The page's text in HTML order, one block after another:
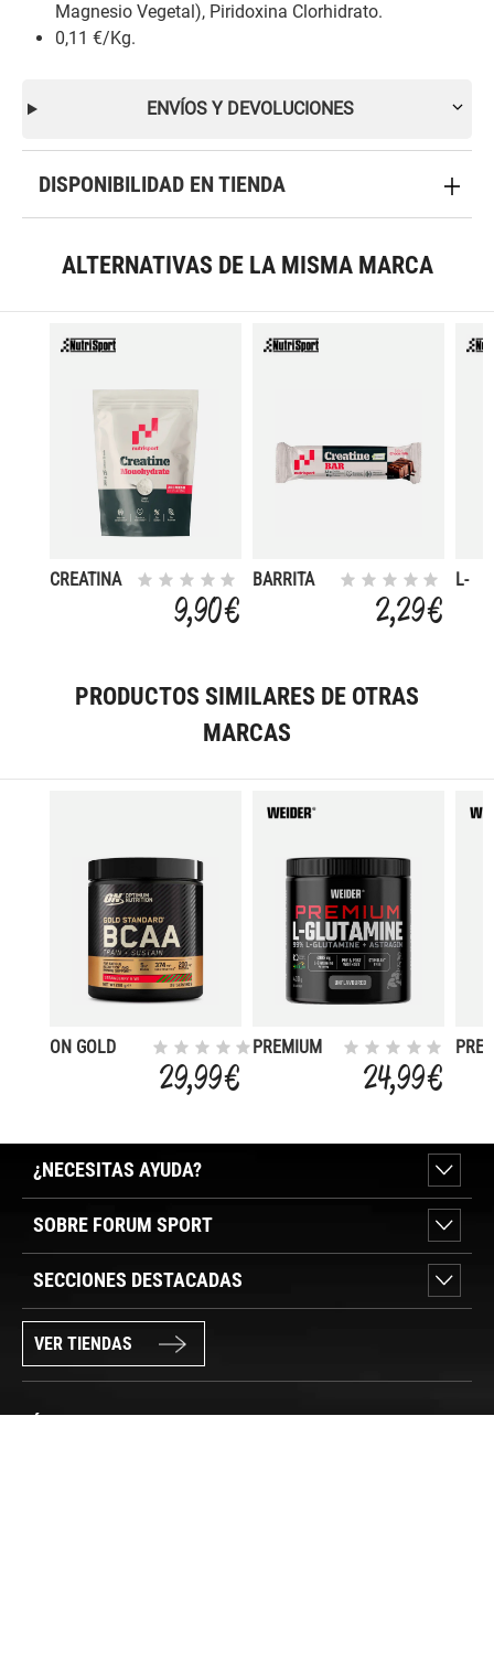
Magnesio Vegetal), Piridoxina Clorhidrato.
0,11 €/Kg.
ENVÍOS Y DEVOLUCIONES
DISPONIBILIDAD EN TIENDA
ALTERNATIVAS DE LA MISMA MARCA
CREATINA
9,90 €
BARRITA
2,29 €
L-
PRODUCTOS SIMILARES DE OTRAS
MARCAS
ON GOLD
STRAWBERRY
KIWI
29,99 €
PREMIUM
NEUTRA
24,99 €
¿NECESITAS AYUDA?
SOBRE FORUM SPORT
SECCIONES DESTACADAS
VER TIENDAS